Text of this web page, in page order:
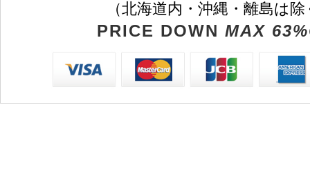
（北海道内・沖縄・離島は
PRICE DOWN MAX